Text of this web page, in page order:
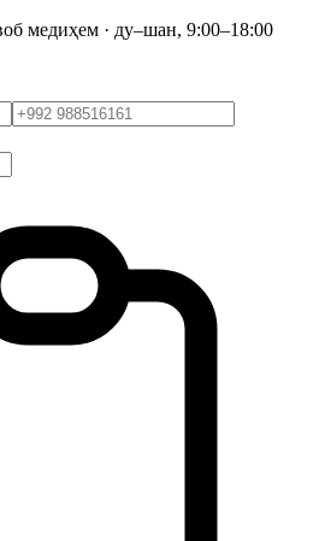
медиҳем · ду–шан, 9:00–18:00